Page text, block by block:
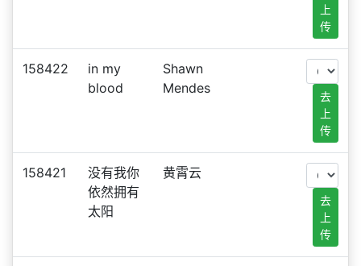
上
传
158422
in my
blood
Shawn
Mendes
去
上
传
158421
没有我你
依然拥有
太阳
黄霄云
去
上
传